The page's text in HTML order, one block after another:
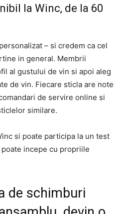
la Winc, de la 60
– si credem ca cel
in general. Membrii
al gustului de vin si apoi aleg
de vin. Fiecare sticla are note
de servire online si
similare.
si poate participa la un test
incepe cu propriile
de schimburi